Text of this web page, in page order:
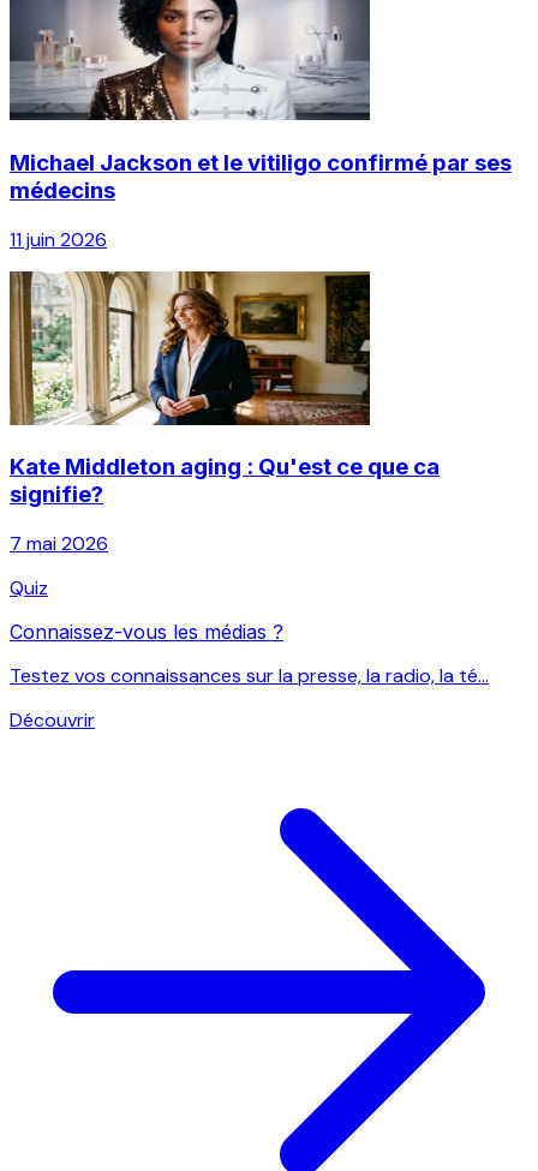
Michael Jackson et le vitiligo confirmé par ses
médecins
11 juin 2026
Kate Middleton aging : Qu'est ce que ca
signifie?
7 mai 2026
Quiz
Connaissez-vous les médias ?
Testez vos connaissances sur la presse, la radio, la té...
Découvrir